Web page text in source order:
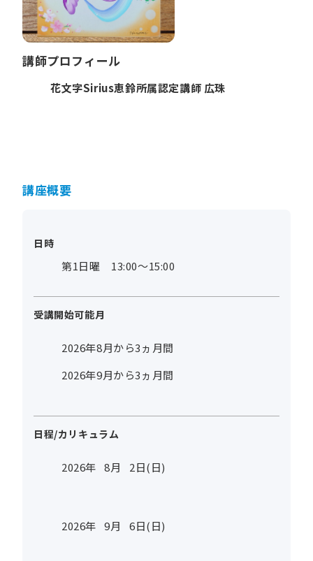
講師プロフィール
花文字Sirius恵鈴所属認定講師 広珠
講座概要
日時
第1日曜 13:00～15:00
受講開始可能月
2026年8月から3ヵ月間
2026年9月から3ヵ月間
日程/カリキュラム
2026年 8月 2日(日)
2026年 9月 6日(日)